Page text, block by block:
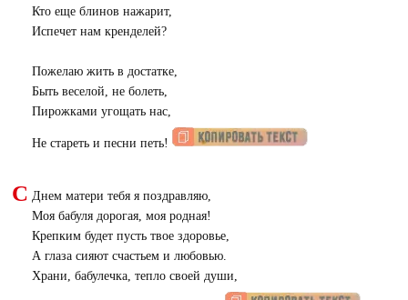
Кто еще блинов нажарит,
Испечет нам кренделей?
Пожелаю жить в достатке,
Быть веселой, не болеть,
Пирожками угощать нас,
Не стареть и песни петь!
С Днем матери тебя я поздравляю,
Моя бабуля дорогая, моя родная!
Крепким будет пусть твое здоровье,
А глаза сияют счастьем и любовью.
Храни, бабулечка, тепло своей души,